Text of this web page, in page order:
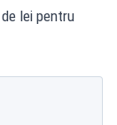
lei pentru